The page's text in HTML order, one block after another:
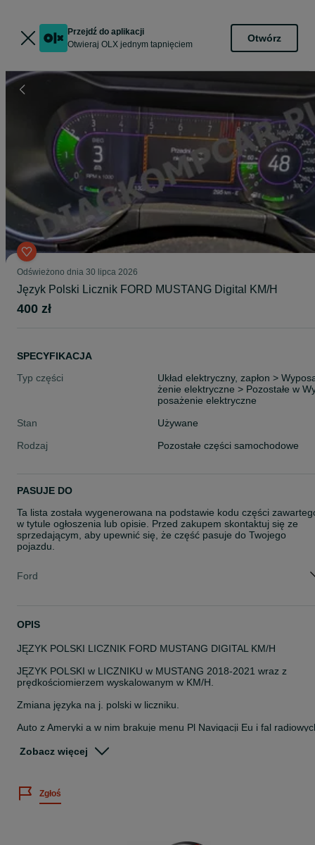
Przejdź do aplikacji
Otwieraj OLX jednym tapnięciem
Otwórz
Odświeżono dnia 30 lipca 2026
Język Polski Licznik FORD MUSTANG Digital KM/H
400 zł
SPECYFIKACJA
Typ części
Układ elektryczny, zapłon >
żenie elektryczne > Pozostałe w
posażenie elektryczne
Stan
Używane
Rodzaj
Pozostałe części samochodowe
PASUJE DO
Ta lista została wygenerowana na podstawie kodu części
w tytule ogłoszenia lub opisie. Przed zakupem skontaktuj się ze
sprzedającym, aby upewnić się, że część pasuje do Twojego
pojazdu.
Ford
OPIS
JĘZYK POLSKI LICZNIK FORD MUSTANG DIGITAL KM/H
JĘZYK POLSKI w LICZNIKU w MUSTANG 2018-2021 wraz z
prędkościomierzem wyskalowanym w KM/H.
Zmiana języka na j. polski w liczniku.
Auto z Ameryki a w nim brakuje menu Pl Navigacji Eu i fal
parzyste )
Zobacz więcej
Zgłoś